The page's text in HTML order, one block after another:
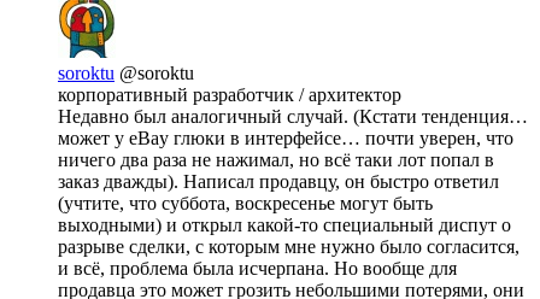
soroktu @soroktu
корпоративный разработчик / архитектор
Недавно был аналогичный случай. (Кстати тенденция…
может у eBay глюки в интерфейсе… почти уверен, что
ничего два раза не нажимал, но всё таки лот попал в
заказ дважды). Написал продавцу, он быстро ответил
(учтите, что суббота, воскресенье могут быть
выходными) и открыл какой-то специальный диспут о
разрыве сделки, с которым мне нужно было согласится,
и всё, проблема была исчерпана. Но вообще для
продавца это может грозить небольшими потерями, они